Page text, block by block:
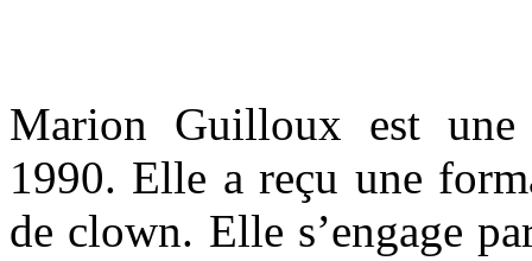
Marion Guilloux est une
1990. Elle a reçu une
de clown. Elle s’engage